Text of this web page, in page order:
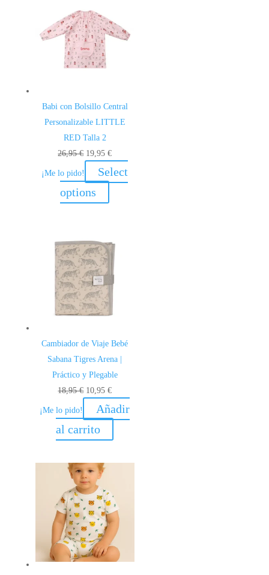
Babi con Bolsillo Central
Personalizable LITTLE
RED Talla 2
26,95€ El
precio
original
era:
19,95€El
precio
actual
¡Me lo pido!
Select
options
Cambiador de Viaje Bebé
Sabana Tigres Arena |
Práctico y Plegable
18,95€ El
precio
original
era:
10,95€El
precio
actual
¡Me lo pido!
Añadir
al carrito